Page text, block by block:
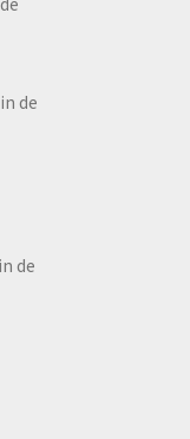
de
de